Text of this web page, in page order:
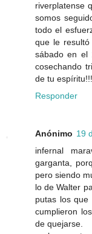
riverplatense
somos
todo el
que le
sábado en el
cosechando
de tu espíritu!!!
Responder
Anónimo 19
infernal
garganta,
pero siendo
lo de Walter
putas los
cumplieron
de quejarse.